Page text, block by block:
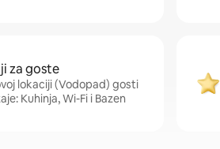
za goste
lokaciji (Vodopad) gosti
Kuhinja, Wi-Fi i Bazen